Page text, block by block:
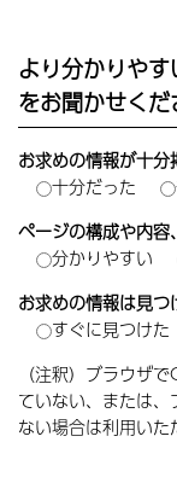
より分かりや
をお聞かせくだ
お求めの情報が十分
十分だった
ページの構成や内容
分かりやすい
お求めの情報は見つ
すぐに見つけた
（注釈）ブラウザ
ていない、または
ない場合は利用いた